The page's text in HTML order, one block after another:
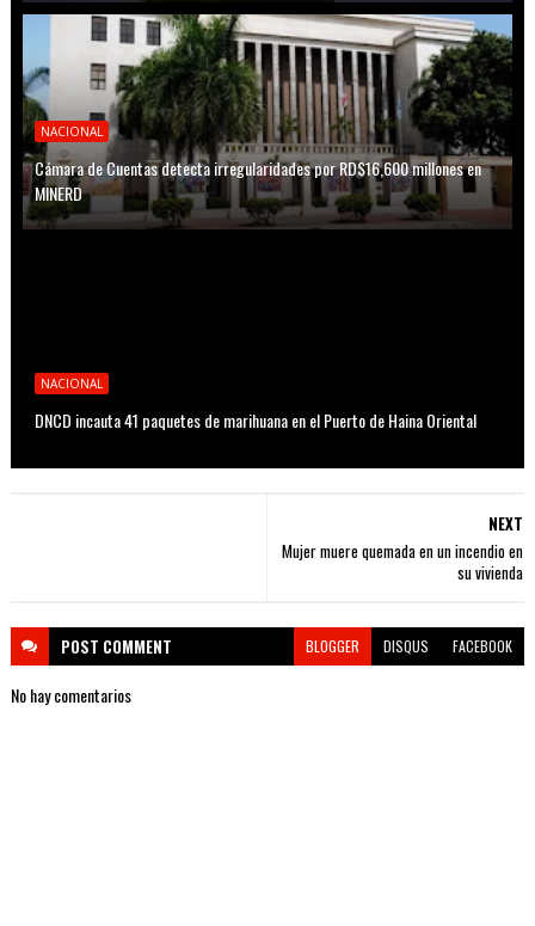
NACIONAL
Cámara de Cuentas detecta irregularidades por RD$16,600 millones en
MINERD
NACIONAL
DNCD incauta 41 paquetes de marihuana en el Puerto de Haina Oriental
NEXT
Mujer muere quemada en un incendio en
su vivienda
POST COMMENT BLOGGER DISQUS FACEBOOK
No hay comentarios